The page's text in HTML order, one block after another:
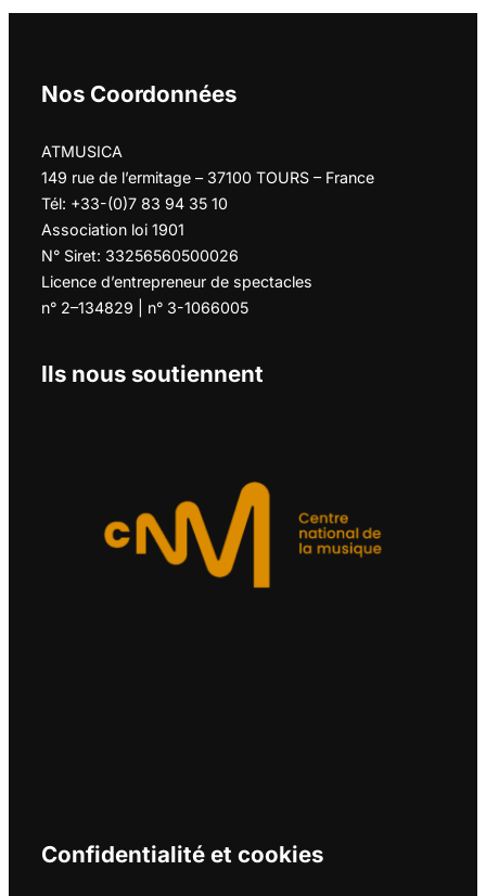
Nos Coordonnées
ATMUSICA
149 rue de l’ermitage – 37100 TOURS – France
Tél: +33-(0)7 83 94 35 10
Association loi 1901
N° Siret: 33256560500026
Licence d’entrepreneur de spectacles
n° 2–134829 | n° 3-1066005
Ils nous soutiennent
Confidentialité et cookies